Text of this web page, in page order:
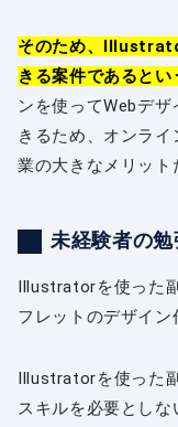
そのため、
きる案件であるとい
ンを使ってWebデ
きるため、オンラ
業の大きなメリット
未経験者の
Illustratorを使った
フレットのデザイン
Illustratorを使った
スキルを必要とし